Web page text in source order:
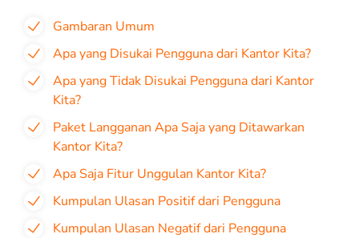
Gambaran Umum
Apa yang Disukai Pengguna dari Kantor Kita?
Apa yang Tidak Disukai Pengguna dari Kantor
Kita?
Paket Langganan Apa Saja yang Ditawarkan
Kantor Kita?
Apa Saja Fitur Unggulan Kantor Kita?
Kumpulan Ulasan Positif dari Pengguna
Kumpulan Ulasan Negatif dari Pengguna